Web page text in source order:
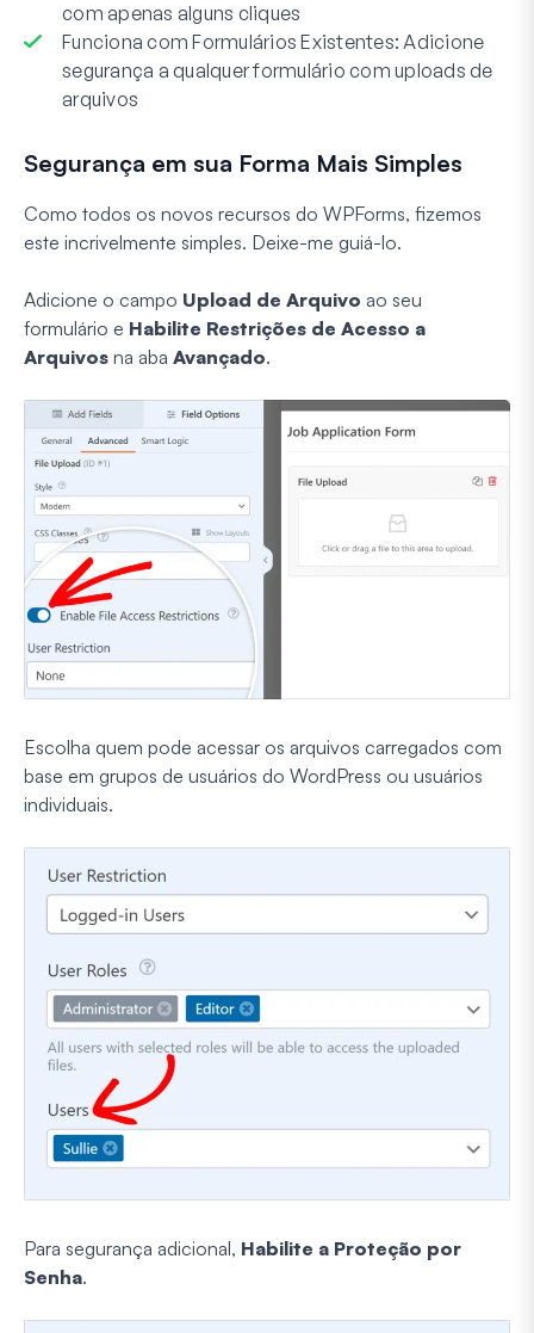
com apenas alguns cliques
Funciona com Formulários Existentes: Adicione
segurança a qualquer formulário com uploads de
arquivos
Segurança em sua Forma Mais Simples
Como todos os novos recursos do WPForms, fizemos
este incrivelmente simples. Deixe-me guiá-lo.
Adicione o campo Upload de Arquivo ao seu
formulário e Habilite Restrições de Acesso a
Arquivos na aba Avançado.
Escolha quem pode acessar os arquivos carregados com
base em grupos de usuários do WordPress ou usuários
individuais.
Para segurança adicional, Habilite a Proteção por
Senha.